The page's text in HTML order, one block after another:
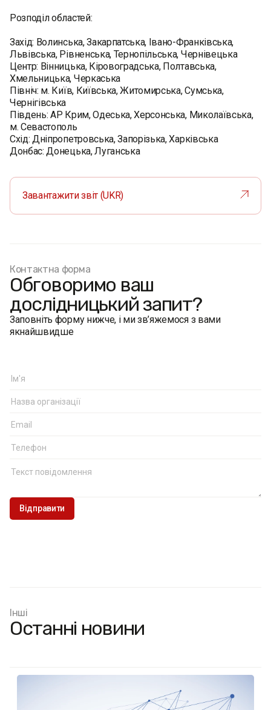
Розподіл областей:
Захід: Волинська, Закарпатська, Івано-Франківська,
Львівська, Рівненська, Тернопільська, Чернівецька
Центр: Вінницька, Кіровоградська, Полтавська,
Хмельницька, Черкаська
Північ: м. Київ, Київська, Житомирська, Сумська,
Чернігівська
Південь: АР Крим, Одеська, Херсонська, Миколаївська,
м. Севастополь
Схід: Дніпропетровська, Запорізька, Харківська
Донбас: Донецька, Луганська
Завантажити звіт (UKR)
Контактна форма
Обговоримо ваш
дослідницький запит?
Заповніть форму нижче, і ми зв’яжемося з вами
якнайшвидше
Інші
Останні новини